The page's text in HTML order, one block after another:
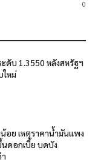
0
ดับ 1.3550 หลังสหรัฐฯ
ใหม่
อย เหตุราคาน้ำมันแพง
ดอกเบี้ย บดบัง